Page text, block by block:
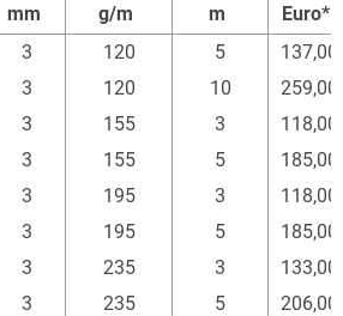
mm
g/m
m
Euro*
B
Gewicht
Einheit
Preis
3 120 5
137,00
3 120 10
259,00
3 155 3
118,00
3 155 5
185,00
3 195 3
118,00
3 195 5
185,00
3 235 3
133,00
3 235 5 206,00